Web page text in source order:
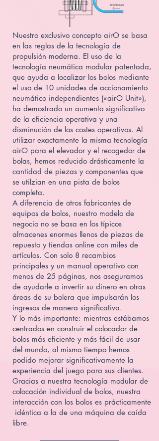
Nuestro exclusivo concepto airO se basa
en las reglas de la tecnología de
propulsión moderna. El uso de la
tecnología neumática modular patentada,
que ayuda a localizar los bolos mediante
el uso de 10 unidades de accionamiento
neumático independientes («airO Unit»),
ha demostrado un aumento significativo
de la eficiencia operativa y una
disminución de los costes operativos. Al
utilizar exactamente la misma tecnología
airO para el elevador y el recogedor de
bolas, hemos reducido drásticamente la
cantidad de piezas y componentes que
se utilzian en una pista de bolos
completa.
A diferencia de otros fabricantes de
equipos de bolos, nuestro modelo de
negocio no se basa en los típicos
almacenes enormes llenos de piezas de
repuesto y tiendas online con miles de
artículos. Con solo 8 recambios
principales y un manual operativo con
menos de 25 páginas, nos aseguramos
de ayudarle a invertir su dinero en otras
áreas de su bolera que impulsarán los
ingresos de manera significativa.
Y lo más importante: mientras estábamos
centrados en construir el colocador de
bolos más eficiente y más fácil de usar
del mundo, al mismo tiempo hemos
podido mejorar significativamente la
experiencia del juego para sus clientes.
Gracias a nuestra tecnología modular de
colocación individual de bolos, nuestra
interacción con los bolos es prácticamente
idéntica a la de una máquina de caída
libre.